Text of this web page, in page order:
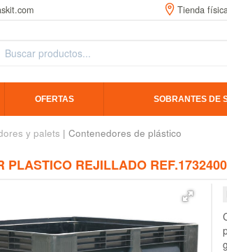
Tienda física
OFERTAS SOBRANTES DE
y palets | Contenedores de plástico
PLASTICO REJILLADO